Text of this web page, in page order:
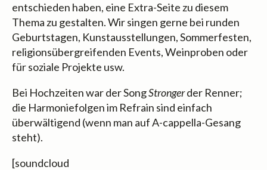
entschieden haben, eine Extra-Seite zu diesem
Thema zu gestalten. Wir singen gerne bei runden
Geburtstagen, Kunstausstellungen, Sommerfesten,
religionsübergreifenden Events, Weinproben oder
für soziale Projekte usw.
Bei Hochzeiten war der SongStrongerder Renner;
die Harmoniefolgen im Refrain sind einfach
überwältigend (wenn man auf A-cappella-Gesang
steht).
[soundcloud